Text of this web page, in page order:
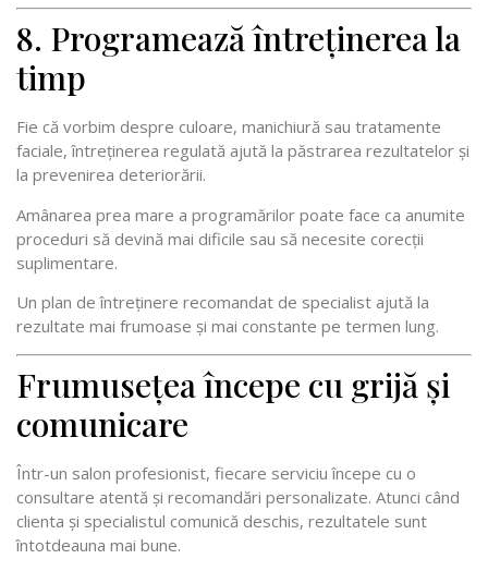
8. Programează întreținerea la
timp
Fie că vorbim despre culoare, manichiură sau tratamente
faciale, întreținerea regulată ajută la păstrarea rezultatelor și
la prevenirea deteriorării.
Amânarea prea mare a programărilor poate face ca anumite
proceduri să devină mai dificile sau să necesite corecții
suplimentare.
Un plan de întreținere recomandat de specialist ajută la
rezultate mai frumoase și mai constante pe termen lung.
Frumusețea începe cu grijă și
comunicare
Într-un salon profesionist, fiecare serviciu începe cu o
consultare atentă și recomandări personalizate. Atunci când
clienta și specialistul comunică deschis, rezultatele sunt
întotdeauna mai bune.